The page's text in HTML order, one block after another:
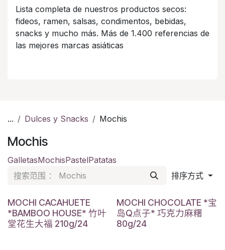
Lista completa de nuestros productos secos:
fideos, ramen, salsas, condimentos, bebidas,
snacks y mucho más. Más de 1.400 referencias de
las mejores marcas asiáticas
... Dulces y Snacks Mochis
Mochis
GalletasMochisPastelPatatas
排序方式
MOCHI CACAHUETE
*BAMBOO HOUSE* 竹叶
堂花生大福 210g/24
MOCHI CHOCOLATE *宝
岛Q点子* 巧克力麻糬
80g/24